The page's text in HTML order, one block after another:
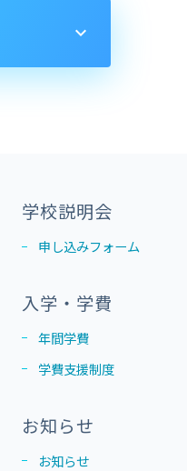
学校説明会
申し込みフォーム
入学・学費
年間学費
学費支援制度
お知らせ
お知らせ